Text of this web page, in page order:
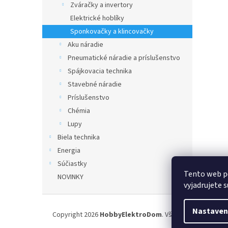
Tento web
vyjadrujete
Zváračky a invertory
Elektrické hoblíky
Sponkovačky a klincovačky
Aku náradie
Pneumatické náradie a príslušenstvo
Spájkovacia technika
Stavebné náradie
Príslušenstvo
Chémia
Lupy
Biela technika
Energia
Súčiastky
NOVINKY
Copyright 2026 HobbyElektroDom. Všetky práva